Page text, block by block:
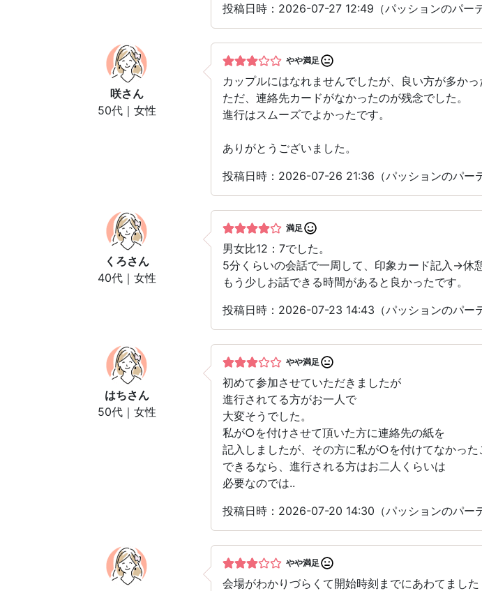
投稿日時：2026-07-27 12:49（パッションのパー
咲さん
50代｜女性
やや満足
カップルにはなれませんでしたが、良い方が多かっ
ただ、連絡先カードがなかったのが残念でした。
進行はスムーズでよかったです。
ありがとうございました。
投稿日時：2026-07-26 21:36（パッションのパー
くろさん
40代｜女性
満足
男女比12：7でした。
5分くらいの会話で一周して、印象カード記入→休
もう少しお話できる時間があると良かったです。
投稿日時：2026-07-23 14:43（パッションのパー
はちさん
50代｜女性
やや満足
初めて参加させていただきましたが
進行されてる方がお一人で
大変そうでした。
私が○を付けさせて頂いた方に連絡先の紙を
記入しましたが、その方に私が○を付けてなかった
できるなら、進行される方はお二人くらいは
必要なのでは..
投稿日時：2026-07-20 14:30（パッションのパー
やや満足
会場がわかりづらくて開始時刻までにあわてました